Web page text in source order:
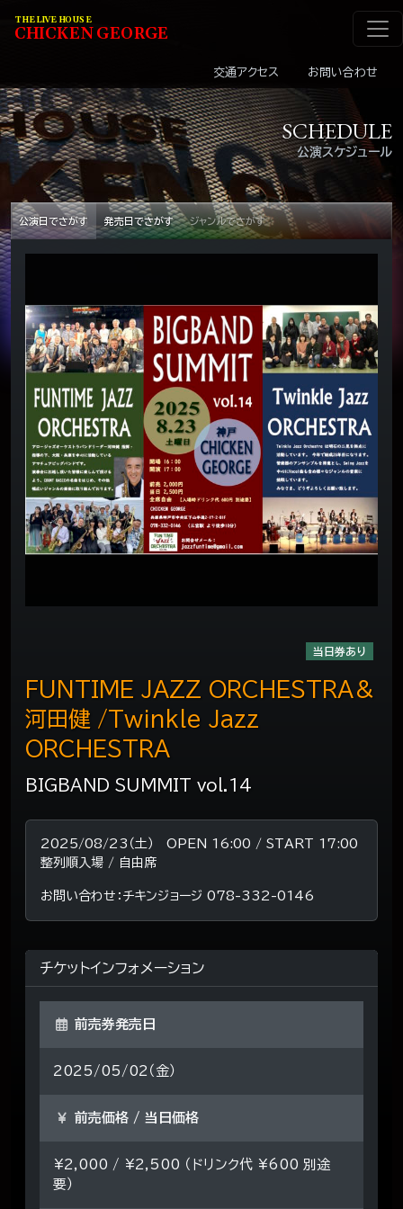
メインナビゲーショ
THE LIVE HOUSE
CHICKENGEORGE
交通アクセス お問い合わせ
公演スケジュール
SCHEDULE
公演日でさがす 発売日でさがす ジャンルでさがす
当日券あり
BIGBAND SUMMIT vol.14
FUNTIME JAZZ ORCHESTRA＆
河田健 /Twinkle Jazz
ORCHESTRA
2025/08/23（土） OPEN 16:00 / START 17:00
整列順入場 / 自由席
お問い合わせ：チキンジョージ 078-332-0146
チケットインフォメーション
前売券発売日
2025/05/02（金）
前売価格 / 当日価格
¥2,000 / ¥2,500 （ドリンク代 ¥600 別途
要）